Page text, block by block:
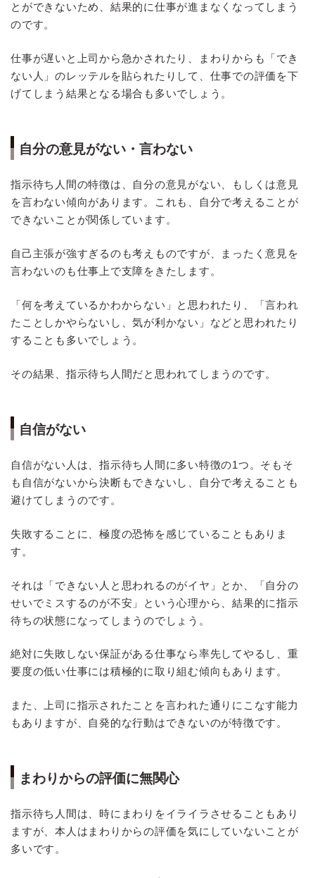
とができないため、結果的に仕事が進まなくなってしまう
のです。
仕事が遅いと上司から急かされたり、まわりからも「でき
ない人」のレッテルを貼られたりして、仕事での評価を下
げてしまう結果となる場合も多いでしょう。
自分の意見がない・言わない
指示待ち人間の特徴は、自分の意見がない、もしくは意見
を言わない傾向があります。これも、自分で考えることが
できないことが関係しています。
自己主張が強すぎるのも考えものですが、まったく意見を
言わないのも仕事上で支障をきたします。
「何を考えているかわからない」と思われたり、「言われ
たことしかやらないし、気が利かない」などと思われたり
することも多いでしょう。
その結果、指示待ち人間だと思われてしまうのです。
自信がない
自信がない人は、指示待ち人間に多い特徴の1つ。そもそ
も自信がないから決断もできないし、自分で考えることも
避けてしまうのです。
失敗することに、極度の恐怖を感じていることもありま
す。
それは「できない人と思われるのがイヤ」とか、「自分の
せいでミスするのが不安」という心理から、結果的に指示
待ちの状態になってしまうのでしょう。
絶対に失敗しない保証がある仕事なら率先してやるし、重
要度の低い仕事には積極的に取り組む傾向もあります。
また、上司に指示されたことを言われた通りにこなす能力
もありますが、自発的な行動はできないのが特徴です。
まわりからの評価に無関心
指示待ち人間は、時にまわりをイライラさせることもあり
ますが、本人はまわりからの評価を気にしていないことが
多いです。